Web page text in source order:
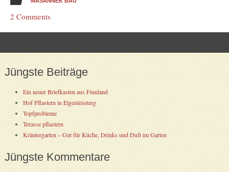
2 Comments
Post navigation
Jüngste Beiträge
Ein neuer Briefkasten aus Finnland
Hof Pflastern in Eigenleistung
Topfprobleme
Terasse pflastern
Kräutergarten – Gut für Küche, Drinks und Duft im Garten
Jüngste Kommentare